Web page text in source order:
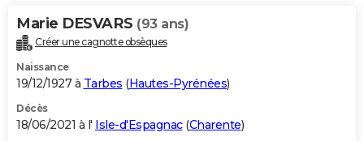
Alimentation
Guide de la santé
Maladies
Médicaments
Sommeil
VOYAGE
Destinations
City break
Voyage nature
Voyage de noces
Forum
Climat
+PHOTO
GUIDES D'ACHAT
BONS PLANS
Marie DESVARS (93 ans)
Créer une cagnotte obsèques
Naissance
19/12/1927 à Tarbes (Hautes-Pyrénées)
Décès
18/06/2021 à l' Isle-d'Espagnac(Charente)